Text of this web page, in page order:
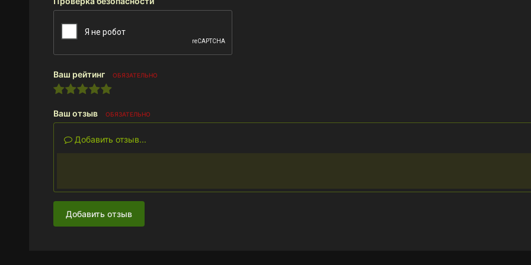
Ваш рейтинг ОБЯЗАТЕЛЬНО
Ваш отзыв ОБЯЗАТЕЛЬНО
Добавить отзыв...
Добавить отзыв